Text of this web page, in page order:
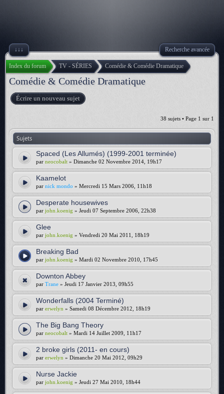
↓↓↓ Recherche avancée
Index du forum TV - SÉRIES Comédie & Comédie Dramatique
Comédie & Comédie Dramatique
Écrire un nouveau sujet
38 sujets • Page 1 sur 1
Sujets
Spaced (Les Allumés) (1999-2001 terminée)
par neocobalt » Dimanche 02 Novembre 2014, 19h17
Kaamelot
par nick mondo » Mercredi 15 Mars 2006, 11h18
Desperate housewives
par john.koenig » Jeudi 07 Septembre 2006, 22h38
Glee
par john.koenig » Vendredi 20 Mai 2011, 18h19
Breaking Bad
par john.koenig » Mardi 02 Novembre 2010, 17h45
Downton Abbey
par Trane » Jeudi 17 Janvier 2013, 09h55
Wonderfalls (2004 Terminé)
par erwelyn » Samedi 08 Décembre 2012, 18h19
The Big Bang Theory
par neocobalt » Mardi 14 Juillet 2009, 11h17
2 broke girls (2011- en cours)
par erwelyn » Dimanche 20 Mai 2012, 09h29
Nurse Jackie
par john.koenig » Jeudi 27 Mai 2010, 18h44